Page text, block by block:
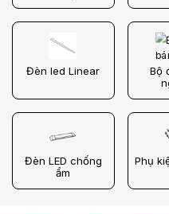
Đèn led Linear
Bộ
Đèn LED chống
ẩm
Phụ